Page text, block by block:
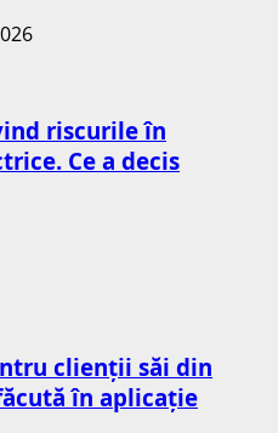
riscurile în
Ce a decis
clienții săi din
în aplicație